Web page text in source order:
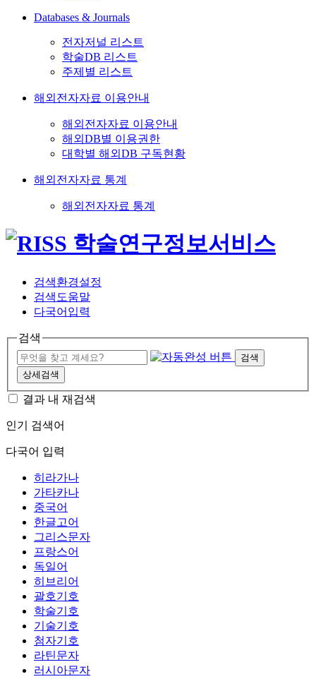
Databases & Journals
전자저널 리스트
학술DB 리스트
주제별 리스트
해외전자자료 이용안내
해외전자자료 이용안내
해외DB별 이용권한
대학별 해외DB 구독현황
해외전자자료 통계
해외전자자료 통계
검색환경설정
검색도움말
다국어입력
검색
검색
상세검색
결과 내 재검색
인기 검색어
다국어 입력
히라가나
가타카나
중국어
한글고어
그리스문자
프랑스어
독일어
히브리어
괄호기호
학술기호
기술기호
첨자기호
라틴문자
러시아문자